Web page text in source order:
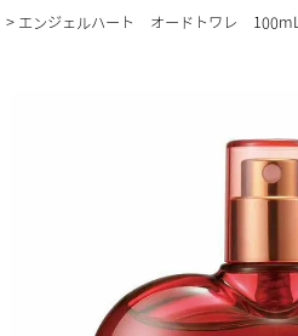
エンジェルハート オードトワレ 100mL